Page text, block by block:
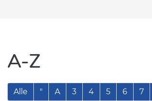
A-Z
Alle " A 3 4 5 6 7